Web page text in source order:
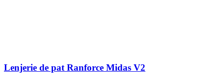
Lenjerie de pat Ranforce Midas V2